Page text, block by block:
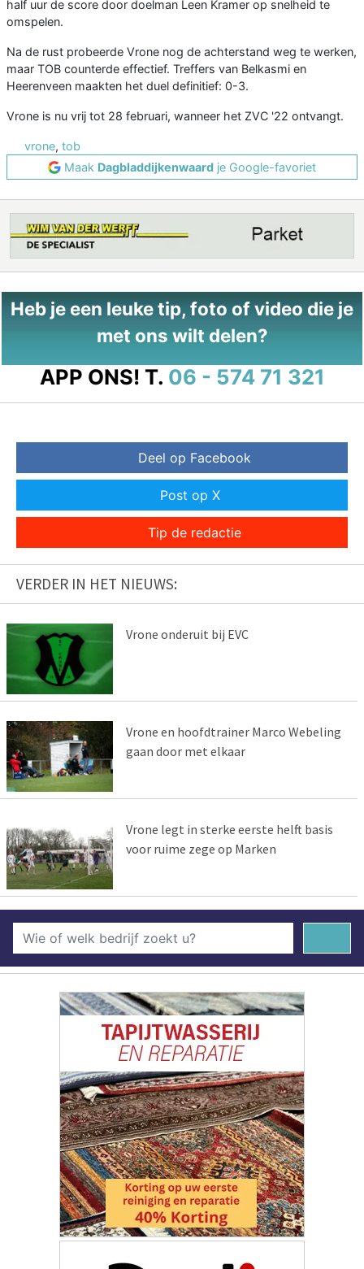
half uur de score door doelman Leen Kramer op snelheid te
omspelen.
Na de rust probeerde Vrone nog de achterstand weg te werken,
maar TOB counterde effectief. Treffers van Belkasmi en
Heerenveen maakten het duel definitief: 0-3.
Vrone is nu vrij tot 28 februari, wanneer het ZVC '22 ontvangt.
vrone, tob
Maak Dagbladdijkenwaard je Google-favoriet
Heb je een leuke tip, foto of video die je
met ons wilt delen?
APP ONS! T. 06 - 574 71 321
Deel op Facebook
Post op X
Tip de redactie
VERDER IN HET NIEUWS:
Vrone onderuit bij EVC
Vrone en hoofdtrainer Marco Webeling
gaan door met elkaar
Vrone legt in sterke eerste helft basis
voor ruime zege op Marken